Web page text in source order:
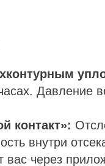
Давление
контакт»:
внутри
вас через